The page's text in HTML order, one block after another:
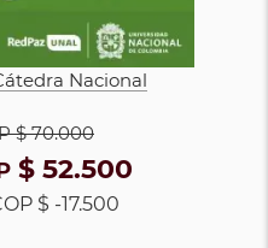
Nacional
$ 70.000
$ 52.500
$ -17.500